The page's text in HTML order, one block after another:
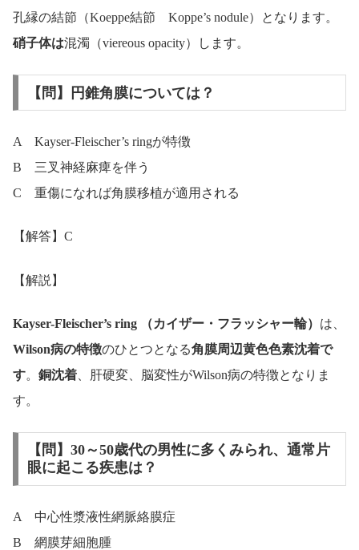
孔縁の結節（Koeppe結節 Koppe’s nodule）となります。
硝子体は混濁（viereous opacity）します。
【問】円錐角膜については？
A Kayser-Fleischer’s ringが特徴
B 三叉神経麻痺を伴う
C 重傷になれば角膜移植が適用される
【解答】C
【解説】
Kayser-Fleischer’s ring （カイザー・フラッシャー輪） は、
Wilson病の特徴のひとつとなる角膜周辺黄色色素沈着で
す。 銅沈着 、肝硬変、脳変性がWilson病の特徴となりま
す。
【問】30～50歳代の男性に多くみられ、通常片
眼に起こる疾患は？
A 中心性漿液性網脈絡膜症
B 網膜芽細胞腫